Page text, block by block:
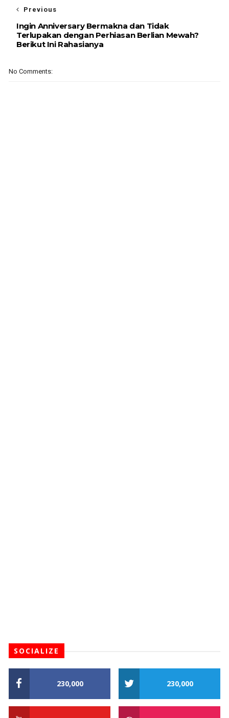
Previous
Ingin Anniversary Bermakna dan Tidak
Terlupakan dengan Perhiasan Berlian Mewah?
Berikut Ini Rahasianya
No Comments:
SOCIALIZE
230,000 230,000